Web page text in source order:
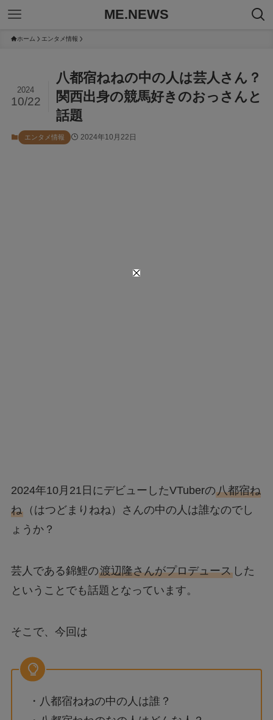
ME.NEWS
ホーム エンタメ情報
八都宿ねねの中の人は芸人さん？
関西出身の競馬好きのおっさんと
話題
2024
10/22
エンタメ情報 2024年10月22日
2024年10月21日にデビューしたVTuberの八都宿ね
ね（はつどまりねね）さんの中の人は誰なのでし
ょうか？
芸人である錦鯉の渡辺隆さんがプロデュースした
ということでも話題となっています。
そこで、今回は
・八都宿ねねの中の人は誰？